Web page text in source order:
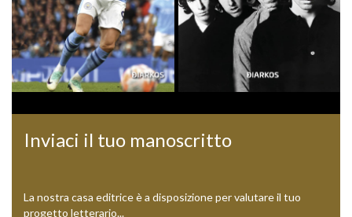
Previous Next
Inviaci il tuo manoscritto
La nostra casa editrice è a disposizione per valutare il tuo
progetto letterario...